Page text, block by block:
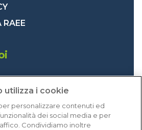
RAEE
utilizza i cookie
personalizzare contenuti ed
dei social media e per
Condividiamo inoltre